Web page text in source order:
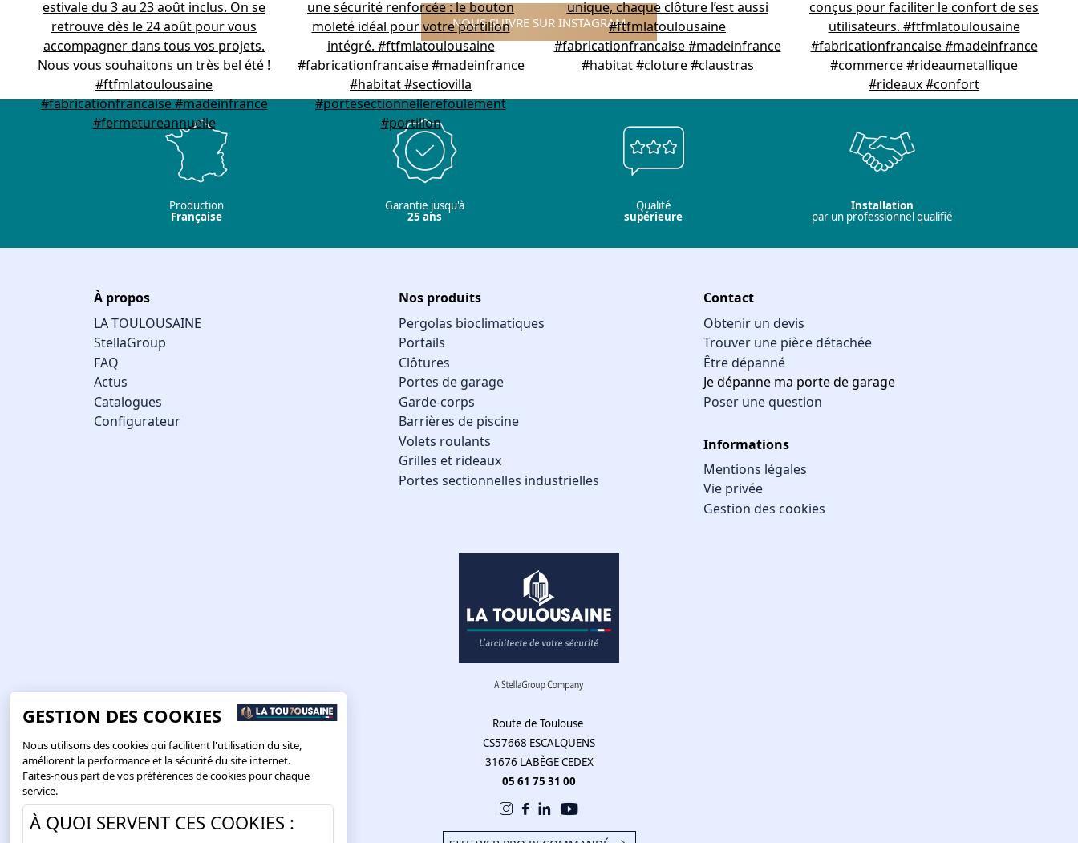
NOUS SUIVRE SUR INSTAGRAM
Production
Française
Garantie jusqu'à
25 ans
Qualité
supérieure
Installation
par un professionnel qualifié
À propos
LA TOULOUSAINE
StellaGroup
FAQ
Actus
Catalogues
Configurateur
Nos produits
Pergolas bioclimatiques
Portails
Clôtures
Portes de garage
Garde-corps
Barrières de piscine
Volets roulants
Grilles et rideaux
Portes sectionnelles industrielles
Contact
Obtenir un devis
Trouver une pièce détachée
Être dépanné
Je dépanne ma porte de garage
Poser une question
Informations
Mentions légales
Vie privée
Gestion des cookies
Route de Toulouse
CS57668 ESCALQUENS
31676 LABÈGE CEDEX
05 61 75 31 00
GESTION DES COOKIES
Nous utilisons des cookies qui facilitent l'utilisation du site,
améliorent la performance et la sécurité du site internet.
Faites-nous part de vos préférences de cookies pour chaque
service.
À QUOI SERVENT CES COOKIES :